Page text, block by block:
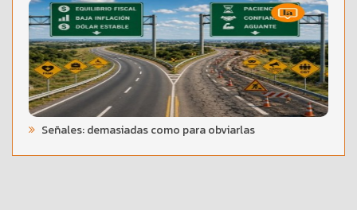
Señales: demasiadas como para obviarlas